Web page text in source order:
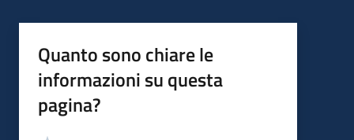
Quanto sono chiare le
informazioni su questa
pagina?